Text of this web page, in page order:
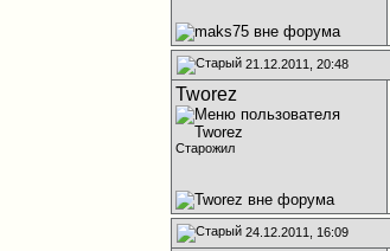
21.12.2011, 20:48
Tworez
Старожил
24.12.2011, 16:09